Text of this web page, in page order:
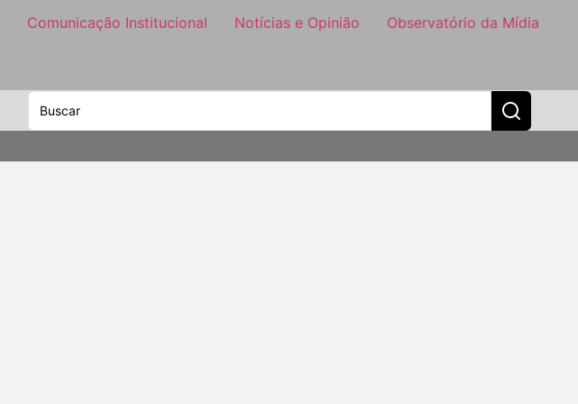
Comunicação Institucional Notícias e Opinião Observatório da Mídia